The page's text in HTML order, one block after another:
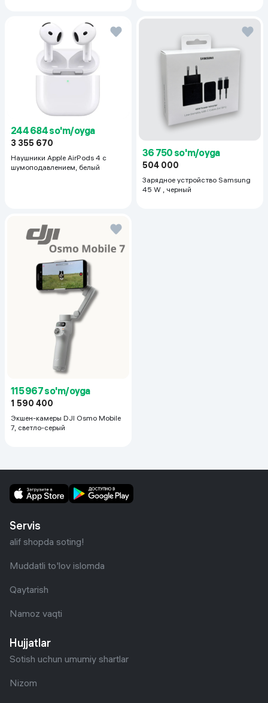
244 684 so'm/oyga
3 355 670
Наушники Apple AirPods 4 с
шумоподавлением, белый
36 750 so'm/oyga
504 000
Зарядное устройство Samsung
45 W , черный
115 967 so'm/oyga
1 590 400
Экшен-камеры DJI Osmo Mobile
7, светло-серый
Servis
alif shopda soting!
Muddatli to'lov islomda
Qaytarish
Namoz vaqti
Hujjatlar
Sotish uchun umumiy shartlar
Nizom